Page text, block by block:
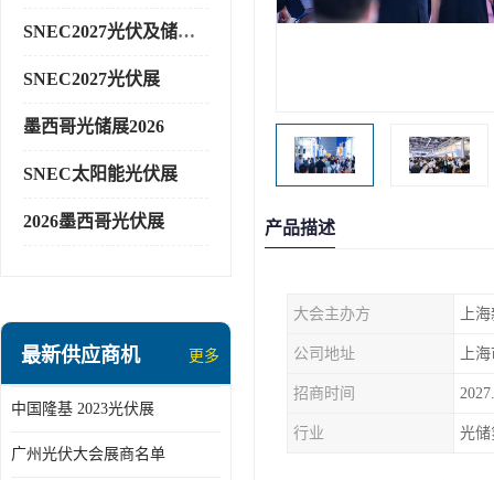
SNEC2027光伏及储能展
SNEC2027光伏展
墨西哥光储展2026
SNEC太阳能光伏展
2026墨西哥光伏展
最新供应商机 更多
中国隆基 2023光伏展
广州光伏大会展商名单
产品描述
大会主办方 上
公司地址
招商时间
行业 光储